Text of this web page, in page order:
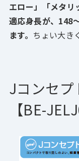
エロー」「メタリ
適応身長が、148
ます。 ちょい大き
Jコンセ
【BE-